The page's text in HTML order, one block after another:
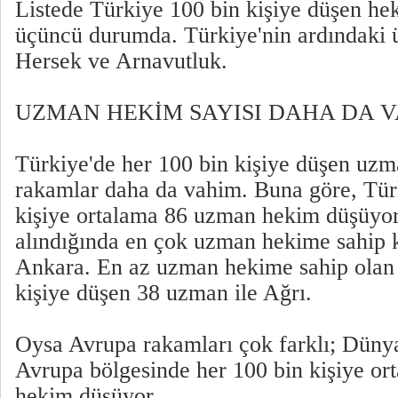
Listede Türkiye 100 bin kişiye düşen
üçüncü durumda. Türkiye'nin ardındaki
Hersek ve Arnavutluk.
UZMAN HEKİM SAYISI DAHA DA
Türkiye'de her 100 bin kişiye düşen
rakamlar daha da vahim. Buna göre,
kişiye ortalama 86 uzman hekim
alındığında en çok uzman hekime sahip
Ankara. En az uzman hekime sahip
kişiye düşen 38 uzman ile Ağrı.
Oysa Avrupa rakamları çok farklı;
Avrupa bölgesinde her 100 bin kişiye